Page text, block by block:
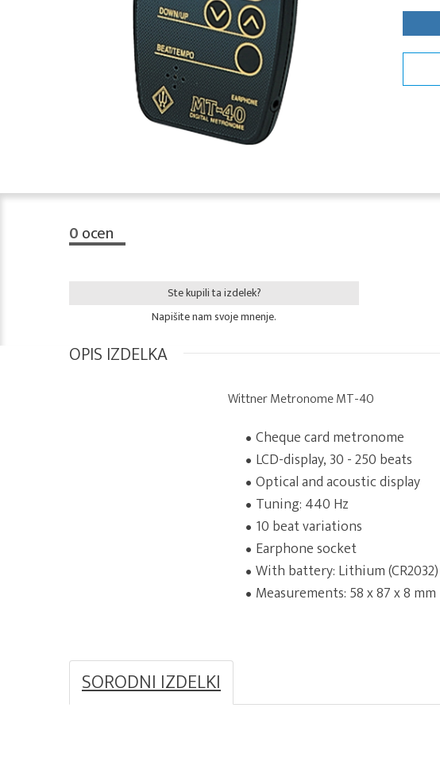
0ocen
Ste kupili ta izdelek?
Napišite nam svoje mnenje.
OPIS IZDELKA
Wittner Metronome MT-40
Cheque card metronome
LCD-display, 30 - 250 beats
Optical and acoustic display
Tuning: 440 Hz
10 beat variations
Earphone socket
With battery: Lithium (CR2032)
Measurements: 58 x 87 x 8 mm
SORODNI IZDELKI